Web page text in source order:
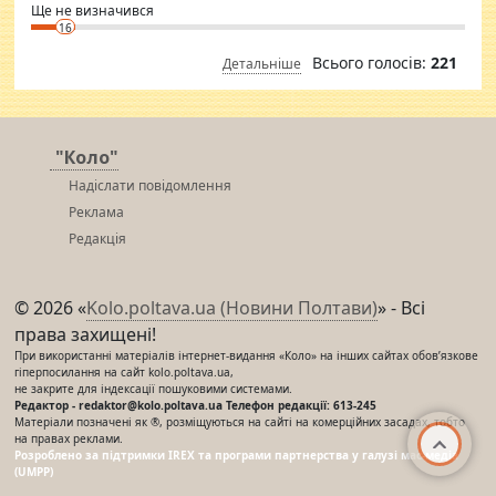
Ще не визначився
16
Детальніше Всього голосів: 221
"Коло"
Надіслати повідомлення
Реклама
Редакція
© 2026 «Kolo.poltava.ua (Новини Полтави)» - Всі
права захищені!
При використанні матеріалів інтернет-видання «Коло» на інших сайтах обов’язкове
гіперпосилання на сайт kolo.poltava.ua,
не закрите для індексації пошуковими системами.
Редактор - redaktor@kolo.poltava.ua Телефон редакції: 613-245
Матеріали позначені як ®, розміщуються на сайті на комерційних засадах, тобто
на правах реклами.
Розроблено за підтримки IREX та програми партнерства у галузі мас-медіа
(UMPP)